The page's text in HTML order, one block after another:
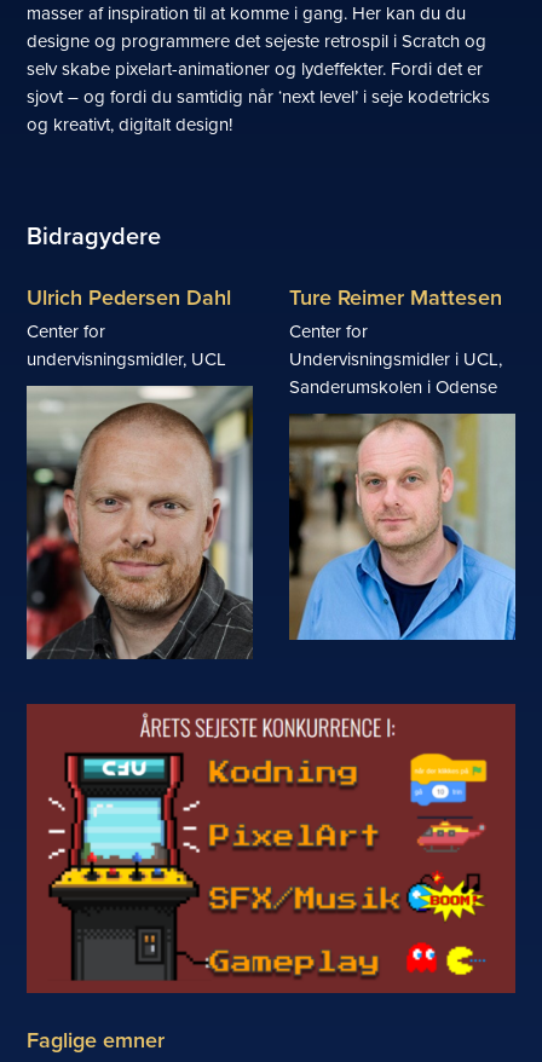
masser af inspiration til at komme i gang. Her kan du du
designe og programmere det sejeste retrospil i Scratch og
selv skabe pixelart-animationer og lydeffekter. Fordi det er
sjovt – og fordi du samtidig når ‘next level’ i seje kodetricks
og kreativt, digitalt design!
Bidragydere
Ulrich Pedersen Dahl
Center for
undervisningsmidler, UCL
Ture Reimer Mattesen
Center for
Undervisningsmidler i UCL,
Sanderumskolen i Odense
Faglige emner